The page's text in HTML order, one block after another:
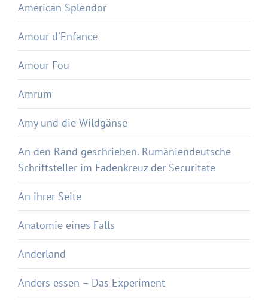
American Splendor
Amour d'Enfance
Amour Fou
Amrum
Amy und die Wildgänse
An den Rand geschrieben. Rumäniendeutsche
Schriftsteller im Fadenkreuz der Securitate
An ihrer Seite
Anatomie eines Falls
Anderland
Anders essen – Das Experiment